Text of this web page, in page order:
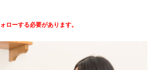
ローする必要があります。